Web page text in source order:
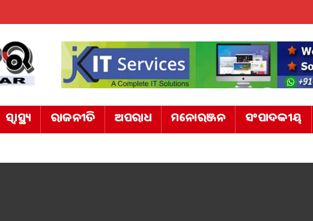
ସ୍ୱାସ୍ଥ୍ୟ ରାଜନୀତି ଅପରାଧ ମନୋରଞ୍ଜନ ସଂପାଦକୀୟ